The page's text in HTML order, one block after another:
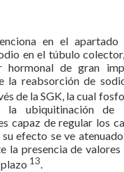
en el apartado
en el túbulo
hormonal de gran
la reabsorción de
de la SGK, la cual
la ubiquitinación de
capaz de regular los
efecto se ve
la presencia de
13.